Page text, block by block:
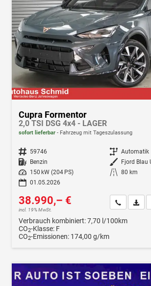
Cupra Formentor
2,0 TSI DSG 4x4 - LAGER
sofort lieferbar Fahrzeug mit Tageszulassung
Fahrzeugnr. 59746 Getriebe Automatik
Kraftstoff Benzin Außenfarbe Fjord Blau
Leistung
150 kW (204 PS) Kilometerstand 80 km
01.05.2026
38.990,– €
incl. 19% MwSt.
Wir rufen
Verbrauch kombiniert:7,70 l/100km
CO2-Klasse: F
CO2-Emissionen: 174,00 g/km